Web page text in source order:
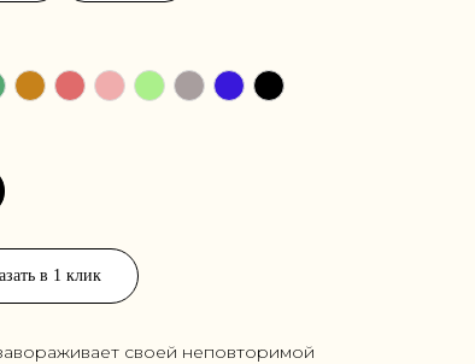
в 1 клик
своей неповторимой